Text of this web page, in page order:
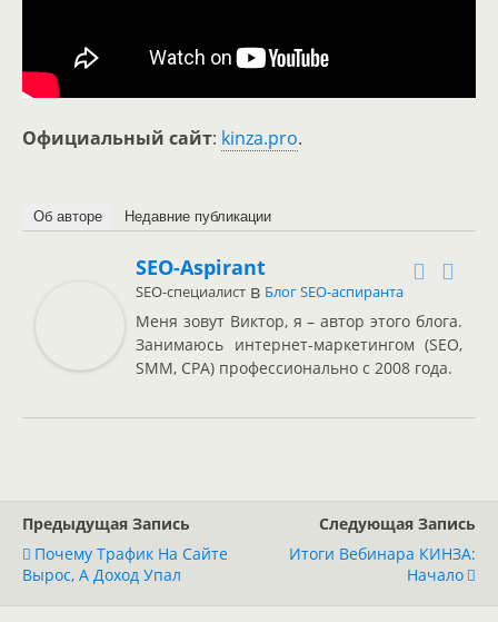
Официальный сайт: kinza.pro.
Об авторе Недавние публикации
SEO-Aspirant
SEO-специалист в Блог SEO-аспиранта
Меня зовут Виктор, я – автор этого блога.
Занимаюсь интернет-маркетингом (SEO,
SMM, CPA) профессионально с 2008 года.
Предыдущая Запись
Почему Трафик На Сайте
Вырос, А Доход Упал
Следующая Запись
Итоги Вебинара КИНЗА:
Начало